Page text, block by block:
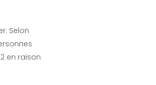
Selon
en raison